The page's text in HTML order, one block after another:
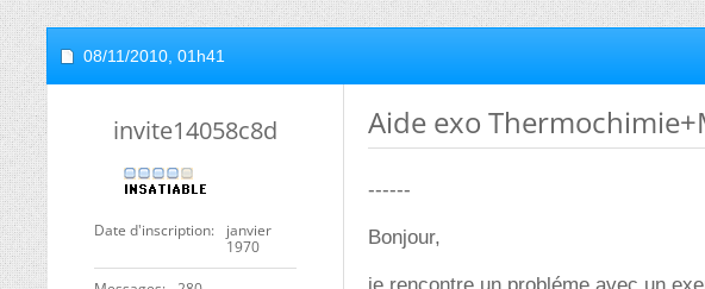
08/11/2010, 01h41
invite14058c8d
Date d'inscription
janvier
1970
Aide exo
------
Bonjour,